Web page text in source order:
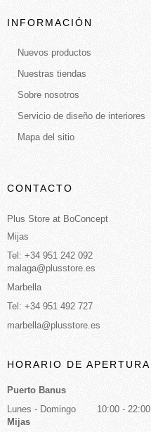
INFORMACIÓN
Nuevos productos
Nuestras tiendas
Sobre nosotros
Servicio de diseño de interiores
Mapa del sitio
CONTACTO
Plus Store at BoConcept
Mijas
Tel: +34 951 242 092
malaga@plusstore.es
Marbella
Tel: +34 951 492 727
marbella@plusstore.es
HORARIO DE APERTURA
Puerto Banus
Lunes - Domingo
10:00 - 22:00
Mijas